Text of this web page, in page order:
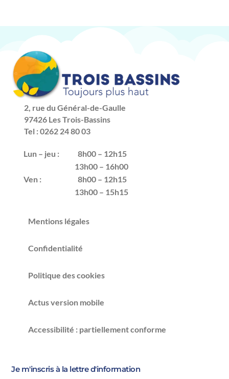
2, rue du Général-de-Gaulle
97426 Les Trois-Bassins
Tel : 0262 24 80 03
Lun – jeu :
8h00 – 12h15
13h00 – 16h00
Ven :
8h00 – 12h15
13h00 – 15h15
Mentions légales
Confidentialité
Politique des cookies
Actus version mobile
Accessibilité : partiellement conforme
Je m'inscris à la lettre d'information